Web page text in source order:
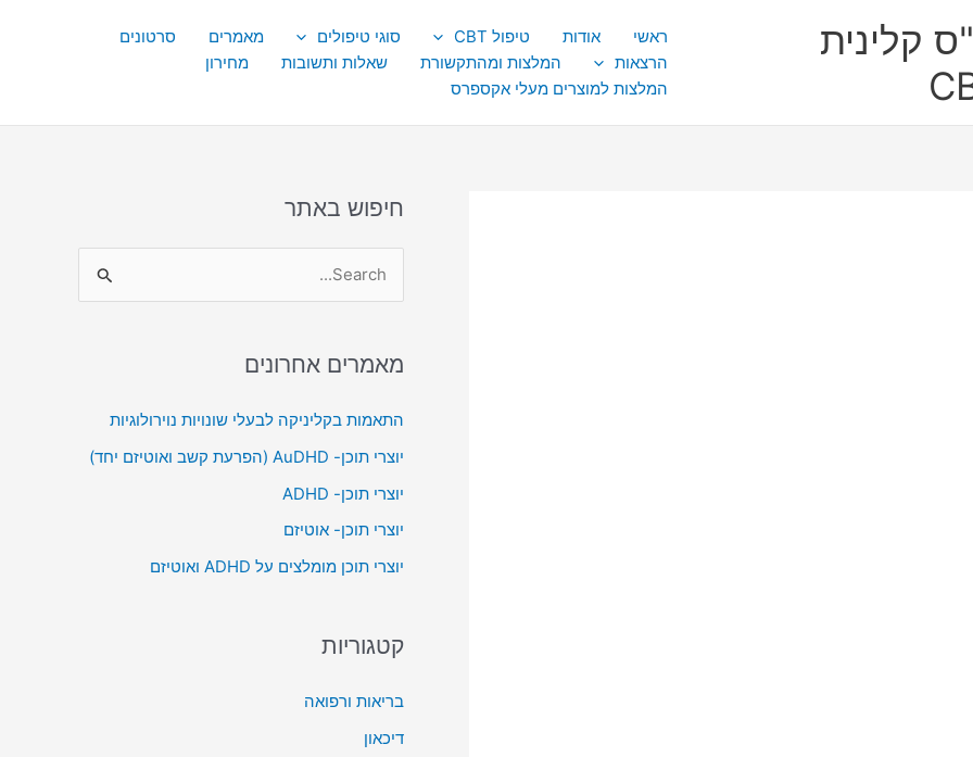
קלינית
ראשי אודות טיפול CBT סוגי טיפולים מאמרים
סרטונים
הרצאות
המלצות ומהתקשורת שאלות ותשובות
מחירון
המלצות למוצרים מעלי אקספרס
חיפוש באתר
r
o
:
מאמרים אחרונים
התאמות בקליניקה לבעלי שונויות נוירולוגיות
יוצרי תוכן- AuDHD (הפרעת קשב ואוטיזם יחד)
יוצרי תוכן- ADHD
יוצרי תוכן- אוטיזם
יוצרי תוכן מומלצים על ADHD ואוטיזם
קטגוריות
בריאות ורפואה
דיכאון